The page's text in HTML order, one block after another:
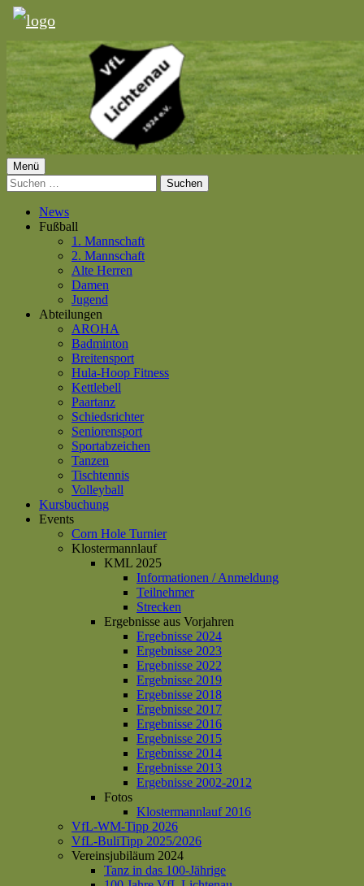
Springe
zum
Inhalt
VfL Lichtenau 1924 e.V.
Primäres
Menü
Menü
Suchen
nach:
News
Fußball
1. Mannschaft
2. Mannschaft
Alte Herren
Damen
Jugend
Abteilungen
AROHA
Badminton
Breitensport
Hula-Hoop Fitness
Kettlebell
Paartanz
Schiedsrichter
Seniorensport
Sportabzeichen
Tanzen
Tischtennis
Volleyball
Kursbuchung
Events
Corn Hole Turnier
Klostermannlauf
KML 2025
Informationen / Anmeldung
Teilnehmer
Strecken
Ergebnisse aus Vorjahren
Ergebnisse 2024
Ergebnisse 2023
Ergebnisse 2022
Ergebnisse 2019
Ergebnisse 2018
Ergebnisse 2017
Ergebnisse 2016
Ergebnisse 2015
Ergebnisse 2014
Ergebnisse 2013
Ergebnisse 2002-2012
Fotos
Klostermannlauf 2016
VfL-WM-Tipp 2026
VfL-BuliTipp 2025/2026
Vereinsjubiläum 2024
Tanz in das 100-Jährige